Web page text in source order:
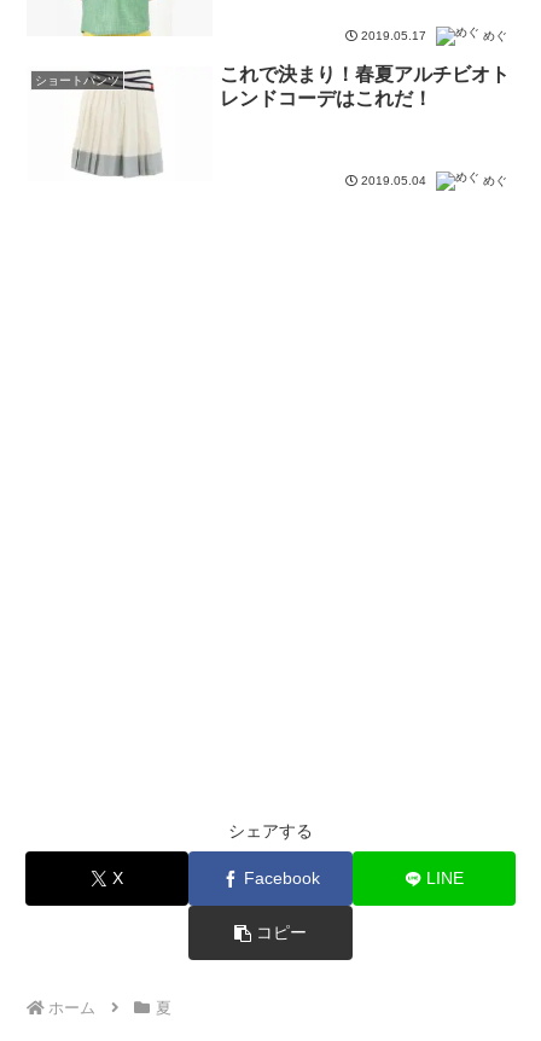
2019.05.17 めぐ
ショートパンツ
これで決まり！春夏アルチビオト
レンドコーデはこれだ！
2019.05.04 めぐ
シェアする
X Facebook LINE
コピー
ホーム 夏